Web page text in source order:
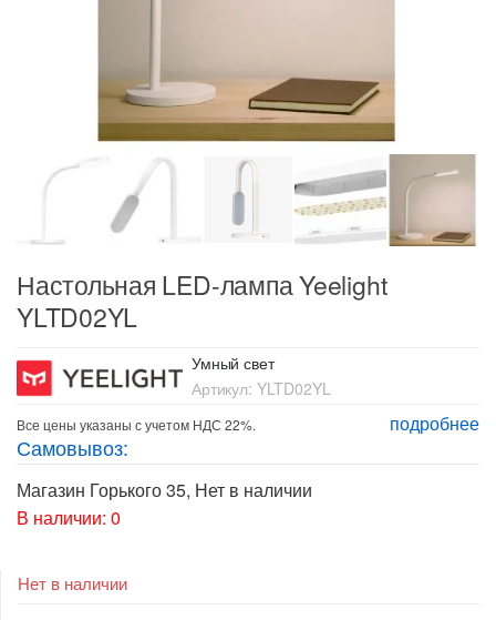
Настольная LED-лампа Yeelight
YLTD02YL
Умный свет
Артикул: YLTD02YL
подробнее
Все цены указаны с учетом НДС 22%.
Самовывоз:
Магазин Горького 35, Нет в наличии
В наличии: 0
Нет в наличии